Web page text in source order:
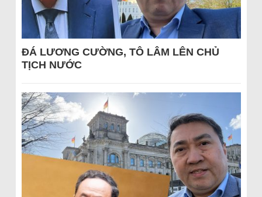
ĐÁ LƯƠNG CƯỜNG, TÔ LÂM LÊN CHỦ
TỊCH NƯỚC